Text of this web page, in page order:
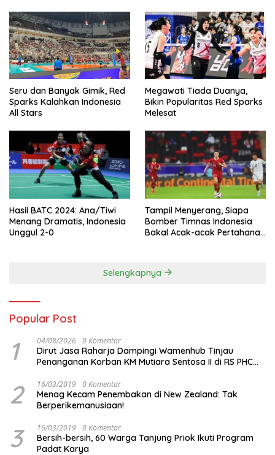
Seru dan Banyak Gimik, Red
Sparks Kalahkan Indonesia
All Stars
Megawati Tiada Duanya,
Bikin Popularitas Red Sparks
Melesat
Hasil BATC 2024: Ana/Tiwi
Menang Dramatis, Indonesia
Unggul 2-0
Tampil Menyerang, Siapa
Bomber Timnas Indonesia
Bakal Acak-acak Pertahanan
Selengkapnya
Popular Post
1 04/08/2026 0 Komentar
Dirut Jasa Raharja Dampingi Wamenhub Tinjau
Penanganan Korban KM Mutiara Sentosa II di RS PHC
2 16/03/2019 0 Komentar
Menag Kecam Penembakan di New Zealand: Tak
Berperikemanusiaan!
3 16/03/2019 0 Komentar
Bersih-bersih, 60 Warga Tanjung Priok Ikuti Program
Padat Karya